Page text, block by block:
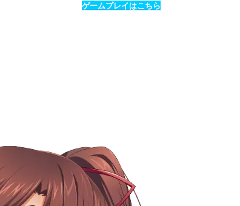
ゲームプレイはこちら